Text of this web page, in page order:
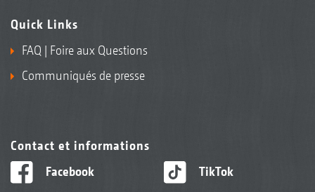
Quick Links
FAQ | Foire aux Questions
Communiqués de presse
Contact et informations
Facebook
TikTok